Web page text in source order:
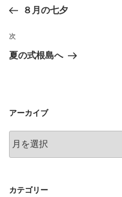
ナ
ビ
ゲ
ン
の
稿
８月の七夕
次
の
次
夏の式根島へ
アーカイブ
ー
ブ
カテゴリー